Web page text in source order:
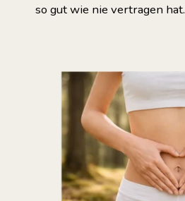
so gut wie nie vertragen hat.